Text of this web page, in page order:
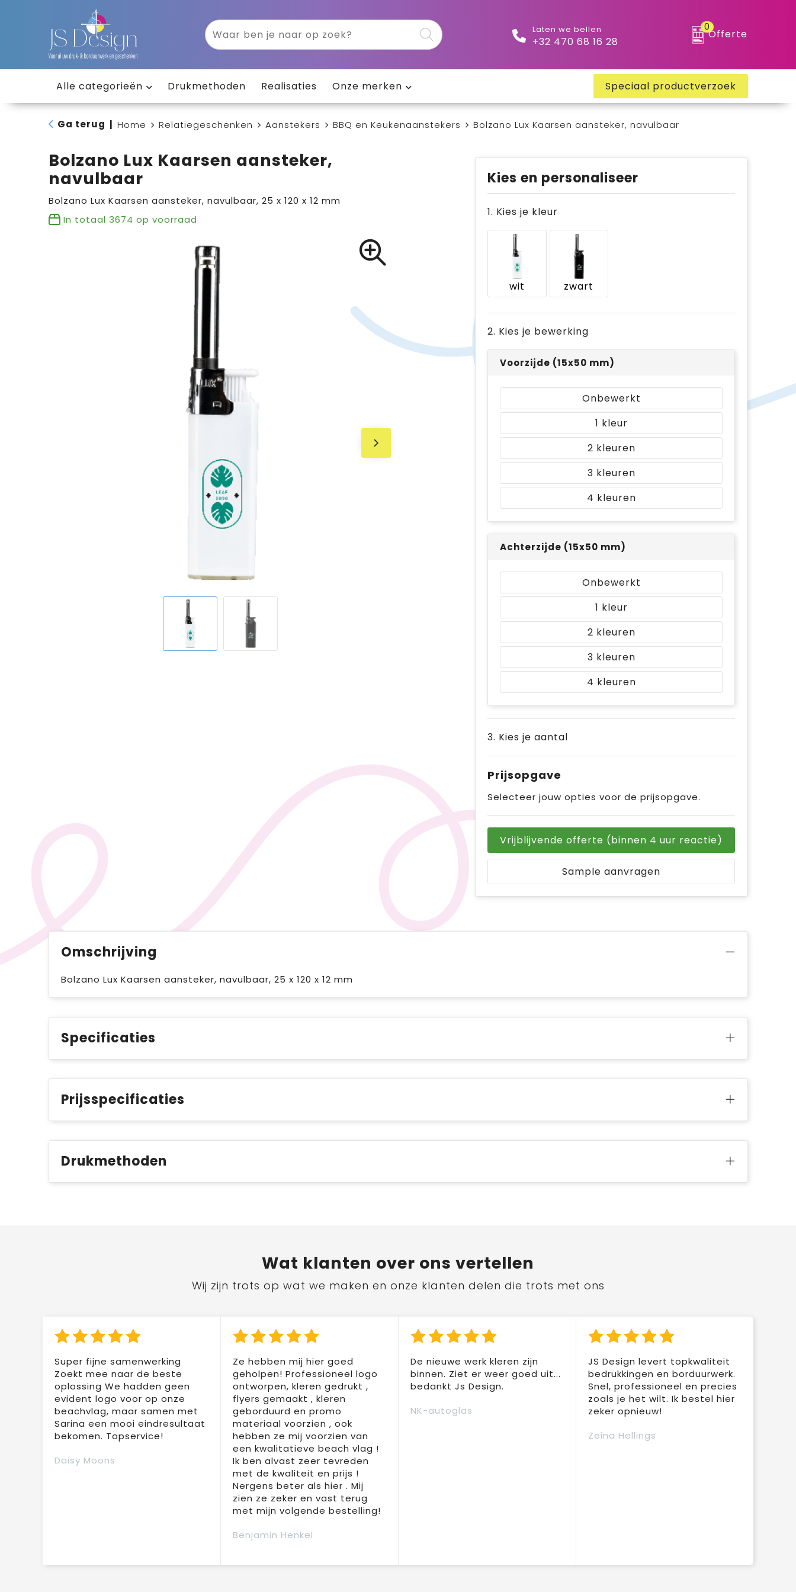
Laten we bellen
+32 470 68 16 28
0
Offerte
Alle categorieën Drukmethoden Realisaties Onze merken Speciaal productverzoek
Ga terug Home Relatiegeschenken Aanstekers BBQ en Keukenaanstekers Bolzano Lux Kaarsen aansteker, navulbaar
Bolzano Lux Kaarsen aansteker,
navulbaar
Bolzano Lux Kaarsen aansteker, navulbaar, 25 x 120 x 12 mm
In totaal 3674 op voorraad
Kies en personaliseer
1. Kies je kleur
wit zwart
2. Kies je bewerking
Voorzijde (15x50 mm)
Onbewerkt
1
2
3
4
Achterzijde (15x50 mm)
Onbewerkt
1
2
3
4
3. Kies je aantal
Prijsopgave
Selecteer jouw opties voor de prijsopgave.
Vrijblijvende offerte (binnen 4 uur reactie)
Sample aanvragen
Omschrijving
Bolzano Lux Kaarsen aansteker, navulbaar, 25 x 120 x 12 mm
Specificaties
Prijsspecificaties
Drukmethoden
Wat klanten over ons vertellen
Wij zijn trots op wat we maken en onze klanten delen die trots met ons
Super fijne samenwerking
Zoekt mee naar de beste
oplossing We hadden geen
evident logo voor op onze
beachvlag, maar samen met
Sarina een mooi eindresultaat
bekomen. Topservice!
Daisy Moons
Ze hebben mij hier goed
geholpen! Professioneel logo
ontworpen, kleren gedrukt ,
flyers gemaakt , kleren
geborduurd en promo
materiaal voorzien , ook
hebben ze mij voorzien van
een kwalitatieve beach vlag !
Ik ben alvast zeer tevreden
met de kwaliteit en prijs !
Nergens beter als hier . Mij
zien ze zeker en vast terug
met mijn volgende bestelling!
Benjamin Henkel
De nieuwe werk kleren zijn
binnen. Ziet er weer goed uit...
bedankt Js Design.
NK-autoglas
JS Design levert topkwaliteit
bedrukkingen en borduurwerk.
Snel, professioneel en precies
zoals je het wilt. Ik bestel hier
zeker opnieuw!
Zeina Hellings